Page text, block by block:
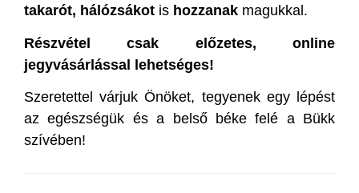
takarót, hálózsákot is hozzanak magukkal.
Részvétel csak előzetes, online
jegyvásárlással lehetséges!
Szeretettel várjuk Önöket, tegyenek egy lépést
az egészségük és a belső béke felé a Bükk
szívében!